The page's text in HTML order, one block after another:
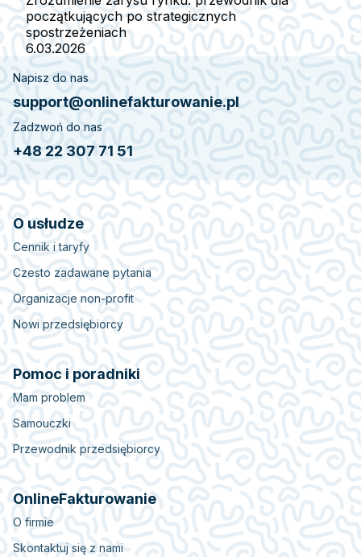
początkujących po strategicznych
spostrzeżeniach
6.03.2026
Napisz do nas
support@onlinefakturowanie.pl
Zadzwoń do nas
+48 22 307 71 51
O usłudze
Cennik i taryfy
Czesto zadawane pytania
Organizacje non-profit
Nowi przedsiębiorcy
Pomoc i poradniki
Mam problem
Samouczki
Przewodnik przedsiębiorcy
OnlineFakturowanie
O firmie
Skontaktuj się z nami